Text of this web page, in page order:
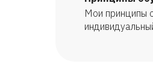
Мои принципы